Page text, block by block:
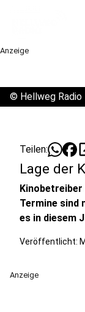
Anzeige
© Hellweg Radio
Teilen:
Lage der
Termine sind
es in diesem
Veröffentlicht:
Anzeige